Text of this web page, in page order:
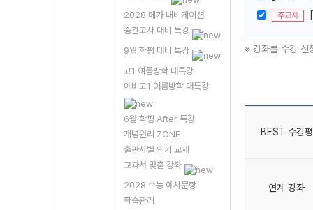
2028 메가 내비게이션
중간고사 대비 특강
9월 학평 대비 특강
고1 여름방학 대특강
예비고1 여름방학 대특강
6월 학평 After 특강
개념원리 ZONE
출판사별 인기 교재
교과서 맞춤 강좌
2028 수능 예시문항
학습관리
주교재
※ 강좌를 수강 신
BEST 수강평
연계 강좌